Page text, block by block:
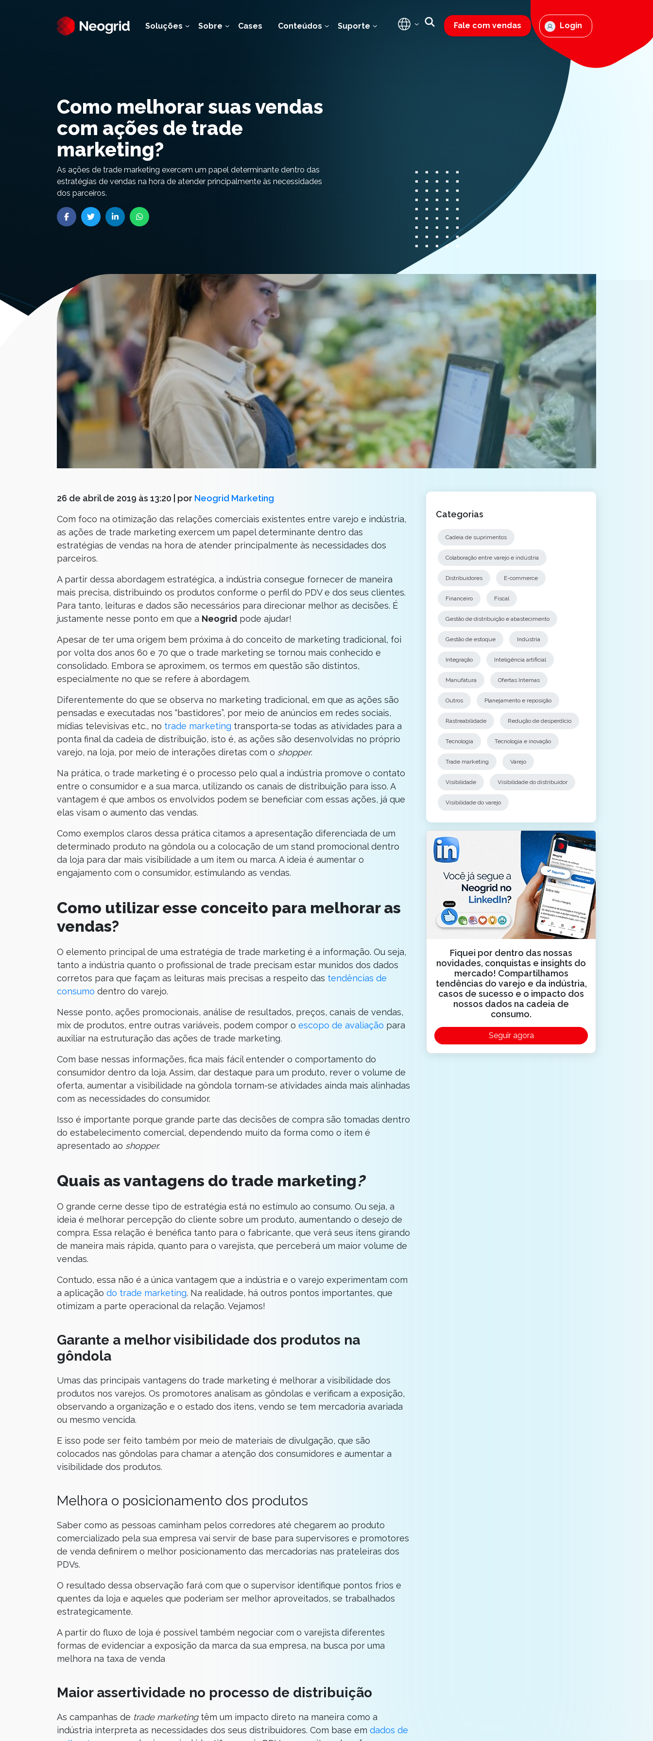
Soluções Sobre Cases Conteúdos Suporte Fale com vendas Login
Como melhorar suas vendas
com ações de trade
marketing?
As ações de trade marketing exercem um papel determinante dentro das
estratégias de vendas na hora de atender principalmente às necessidades
dos parceiros.
26 de abril de 2019 às 13:20 | por Neogrid Marketing
Com foco na otimização das relações comerciais existentes entre varejo e indústria,
as ações de trade marketing exercem um papel determinante dentro das
estratégias de vendas na hora de atender principalmente às necessidades dos
parceiros.
A partir dessa abordagem estratégica, a indústria consegue fornecer de maneira
mais precisa, distribuindo os produtos conforme o perfil do PDV e dos seus clientes.
Para tanto, leituras e dados são necessários para direcionar melhor as decisões. É
justamente nesse ponto em que a Neogrid pode ajudar!
Apesar de ter uma origem bem próxima à do conceito de marketing tradicional, foi
por volta dos anos 60 e 70 que o trade marketing se tornou mais conhecido e
consolidado. Embora se aproximem, os termos em questão são distintos,
especialmente no que se refere à abordagem.
Diferentemente do que se observa no marketing tradicional, em que as ações são
pensadas e executadas nos “bastidores”, por meio de anúncios em redes sociais,
mídias televisivas etc., no trade marketing transporta-se todas as atividades para a
ponta final da cadeia de distribuição, isto é, as ações são desenvolvidas no próprio
varejo, na loja, por meio de interações diretas com o shopper.
Na prática, o trade marketing é o processo pelo qual a indústria promove o contato
entre o consumidor e a sua marca, utilizando os canais de distribuição para isso. A
vantagem é que ambos os envolvidos podem se beneficiar com essas ações, já que
elas visam o aumento das vendas.
Como exemplos claros dessa prática citamos a apresentação diferenciada de um
determinado produto na gôndola ou a colocação de um stand promocional dentro
da loja para dar mais visibilidade a um item ou marca. A ideia é aumentar o
engajamento com o consumidor, estimulando as vendas.
Como utilizar esse conceito para melhorar as
vendas?
O elemento principal de uma estratégia de trade marketing é a informação. Ou seja,
tanto a indústria quanto o profissional de trade precisam estar munidos dos dados
corretos para que façam as leituras mais precisas a respeito das tendências de
consumo dentro do varejo.
Nesse ponto, ações promocionais, análise de resultados, preços, canais de vendas,
mix de produtos, entre outras variáveis, podem compor o escopo de avaliação para
auxiliar na estruturação das ações de trade marketing.
Com base nessas informações, fica mais fácil entender o comportamento do
consumidor dentro da loja. Assim, dar destaque para um produto, rever o volume de
oferta, aumentar a visibilidade na gôndola tornam-se atividades ainda mais alinhadas
com as necessidades do consumidor.
Isso é importante porque grande parte das decisões de compra são tomadas dentro
do estabelecimento comercial, dependendo muito da forma como o item é
apresentado ao shopper.
Quais as vantagens do trade marketing?
O grande cerne desse tipo de estratégia está no estímulo ao consumo. Ou seja, a
ideia é melhorar percepção do cliente sobre um produto, aumentando o desejo de
compra. Essa relação é benéfica tanto para o fabricante, que verá seus itens girando
de maneira mais rápida, quanto para o varejista, que perceberá um maior volume de
vendas.
Contudo, essa não é a única vantagem que a indústria e o varejo experimentam com
a aplicação do trade marketing. Na realidade, há outros pontos importantes, que
otimizam a parte operacional da relação. Vejamos!
Garante a melhor visibilidade dos produtos na
gôndola
Umas das principais vantagens do trade marketing é melhorar a visibilidade dos
produtos nos varejos. Os promotores analisam as gôndolas e verificam a exposição,
observando a organização e o estado dos itens, vendo se tem mercadoria avariada
ou mesmo vencida.
E isso pode ser feito também por meio de materiais de divulgação, que são
colocados nas gôndolas para chamar a atenção dos consumidores e aumentar a
visibilidade dos produtos.
Melhora o posicionamento dos produtos
Saber como as pessoas caminham pelos corredores até chegarem ao produto
comercializado pela sua empresa vai servir de base para supervisores e promotores
de venda definirem o melhor posicionamento das mercadorias nas prateleiras dos
PDVs.
O resultado dessa observação fará com que o supervisor identifique pontos frios e
quentes da loja e aqueles que poderiam ser melhor aproveitados, se trabalhados
estrategicamente.
A partir do fluxo de loja é possível também negociar com o varejista diferentes
formas de evidenciar a exposição da marca da sua empresa, na busca por uma
melhora na taxa de venda
Maior assertividade no processo de distribuição
As campanhas de trade marketing têm um impacto direto na maneira como a
indústria interpreta as necessidades dos seus distribuidores. Com base em dados de
Categorias
Cadeia de suprimentos
Colaboração entre varejo e indústria
Distribuidores E-commerce
Financeiro Fiscal
Gestão de distribuição e abastecimento
Gestão de estoque Indústria
Integração Inteligência artificial
Manufatura Ofertas Internas
Outros Planejamento e reposição
Rastreabilidade Redução de desperdício
Tecnología Tecnologia e inovação
Trade marketing Varejo
Visibilidade Visibilidade do distribuidor
Visibilidade do varejo
Fiquei por dentro das nossas
novidades, conquistas e insights do
mercado! Compartilhamos
tendências do varejo e da indústria,
casos de sucesso e o impacto dos
nossos dados na cadeia de
consumo.
Seguir agora